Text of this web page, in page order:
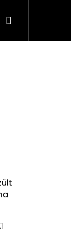
Kosár